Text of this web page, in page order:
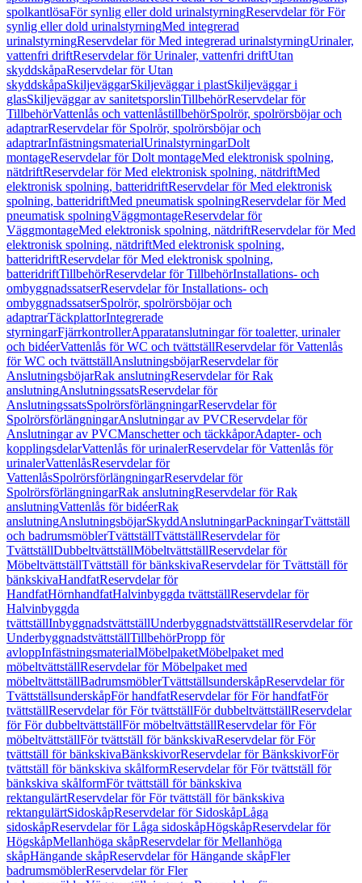
spolkantlösaFör synlig eller dold urinalstyrningReservdelar för För
synlig eller dold urinalstyrningMed integrerad
urinalstyrningReservdelar för Med integrerad urinalstyrningUrinaler,
vattenfri driftReservdelar för Urinaler, vattenfri driftUtan
skyddskåpaReservdelar för Utan
skyddskåpaSkiljeväggarSkiljeväggar i plastSkiljeväggar i
glasSkiljeväggar av sanitetsporslinTillbehörReservdelar för
TillbehörVattenlås och vattenlåstillbehörSpolrör, spolrörsböjar och
adaptrarReservdelar för Spolrör, spolrörsböjar och
adaptrarInfästningsmaterialUrinalstyrningarDolt
montageReservdelar för Dolt montageMed elektronisk spolning,
nätdriftReservdelar för Med elektronisk spolning, nätdriftMed
elektronisk spolning, batteridriftReservdelar för Med elektronisk
spolning, batteridriftMed pneumatisk spolningReservdelar för Med
pneumatisk spolningVäggmontageReservdelar för
VäggmontageMed elektronisk spolning, nätdriftReservdelar för Med
elektronisk spolning, nätdriftMed elektronisk spolning,
batteridriftReservdelar för Med elektronisk spolning,
batteridriftTillbehörReservdelar för TillbehörInstallations- och
ombyggnadssatserReservdelar för Installations- och
ombyggnadssatserSpolrör, spolrörsböjar och
adaptrarTäckplattorIntegrerade
styrningarFjärrkontrollerApparatanslutningar för toaletter, urinaler
och bidéerVattenlås för WC och tvättställReservdelar för Vattenlås
för WC och tvättställAnslutningsböjarReservdelar för
AnslutningsböjarRak anslutningReservdelar för Rak
anslutningAnslutningssatsReservdelar för
AnslutningssatsSpolrörsförlängningarReservdelar för
SpolrörsförlängningarAnslutningar av PVCReservdelar för
Anslutningar av PVCManschetter och täckkåporAdapter- och
kopplingsdelarVattenlås för urinalerReservdelar för Vattenlås för
urinalerVattenlåsReservdelar för
VattenlåsSpolrörsförlängningarReservdelar för
SpolrörsförlängningarRak anslutningReservdelar för Rak
anslutningVattenlås för bidéerRak
anslutningAnslutningsböjarSkyddAnslutningarPackningarTvättställ
och badrumsmöblerTvättställTvättställReservdelar för
TvättställDubbeltvättställMöbeltvättställReservdelar för
MöbeltvättställTvättställ för bänkskivaReservdelar för Tvättställ för
bänkskivaHandfatReservdelar för
HandfatHörnhandfatHalvinbyggda tvättställReservdelar för
Halvinbyggda
tvättställInbyggnadstvättställUnderbyggnadstvättställReservdelar för
UnderbyggnadstvättställTillbehörPropp för
avloppInfästningsmaterialMöbelpaketMöbelpaket med
möbeltvättställReservdelar för Möbelpaket med
möbeltvättställBadrumsmöblerTvättställsunderskåpReservdelar för
TvättställsunderskåpFör handfatReservdelar för För handfatFör
tvättställReservdelar för För tvättställFör dubbeltvättställReservdelar
för För dubbeltvättställFör möbeltvättställReservdelar för För
möbeltvättställFör tvättställ för bänkskivaReservdelar för För
tvättställ för bänkskivaBänkskivorReservdelar för BänkskivorFör
tvättställ för bänkskiva skålformReservdelar för För tvättställ för
bänkskiva skålformFör tvättställ för bänkskiva
rektangulärtReservdelar för För tvättställ för bänkskiva
rektangulärtSidoskåpReservdelar för SidoskåpLåga
sidoskåpReservdelar för Låga sidoskåpHögskåpReservdelar för
HögskåpMellanhöga skåpReservdelar för Mellanhöga
skåpHängande skåpReservdelar för Hängande skåpFler
badrumsmöblerReservdelar för Fler